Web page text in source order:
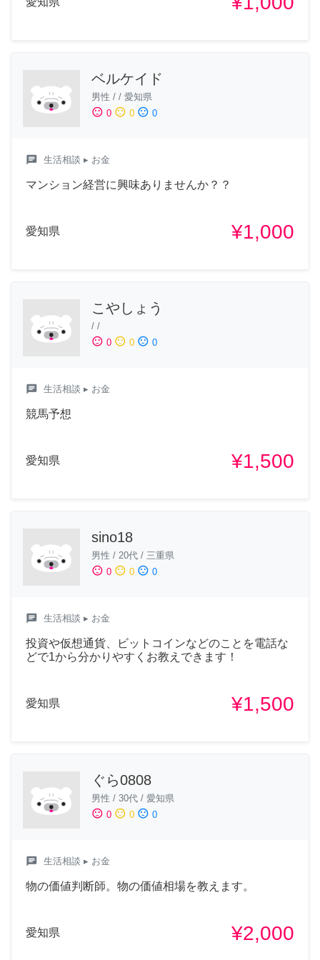
ベルケイド
男性 / / 愛知県
sentiment_satisfied 0 sentiment_neutral 0 sentiment_dissatisfied 0
chat 生活相談 ▸ お金
マンション経営に興味ありませんか？？
愛知県 ¥1,000
こやしょう
/ /
sentiment_satisfied 0 sentiment_neutral 0 sentiment_dissatisfied 0
chat 生活相談 ▸ お金
競馬予想
愛知県 ¥1,500
sino18
男性 / 20代 / 三重県
sentiment_satisfied 0 sentiment_neutral 0 sentiment_dissatisfied 0
chat 生活相談 ▸ お金
投資や仮想通貨、ビットコインなどのことを電話な
どで1から分かりやすくお教えできます！
愛知県 ¥1,500
ぐら0808
男性 / 30代 / 愛知県
sentiment_satisfied 0 sentiment_neutral 0 sentiment_dissatisfied 0
chat 生活相談 ▸ お金
物の価値判断師。物の価値相場を教えます。
愛知県 ¥2,000